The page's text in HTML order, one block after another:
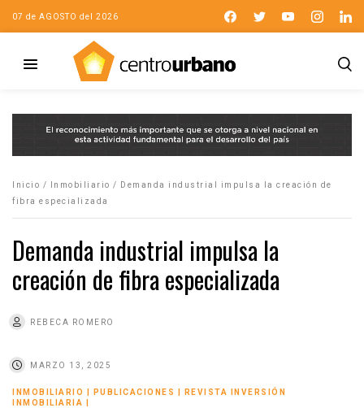
07 de AGOSTO del 2026
Inicio / Inmobiliario /
Demanda industrial impulsa la creación de
fibra especializada
Demanda industrial impulsa la
creación de fibra especializada
REBECA ROMERO
MARZO 13, 2025
INMOBILIARIO PUBLICACIONES
REVISTA INVERSIÓN
INMOBILIARIA